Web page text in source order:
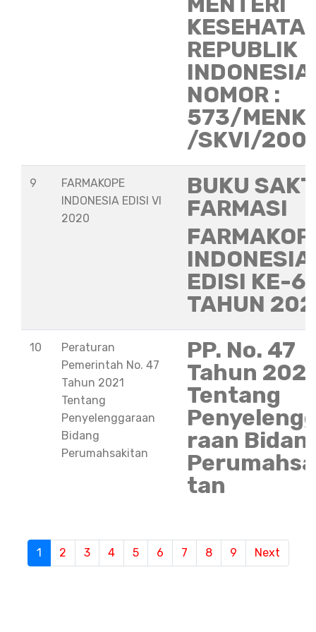
REPUBLIK
INDONESIA
NOMOR :
573/
/SKVI/
9
FARMAKOPE
INDONESIA EDISI VI
2020
BUKU
FARMASI
INDONESIA
EDISI KE-6
TAHUN
10
Peraturan
Pemerintah No. 47
Tahun 2021
Tentang
Penyelenggaraan
Bidang
Perumahsakitan
PP. No. 47
Tahun
Tentang
raan
tan
1 (current)
2 3 4 5 6 7 8 9 Next
S
e